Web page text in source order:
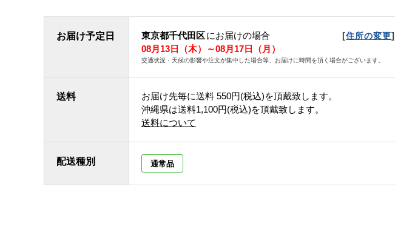
お届け予定日 東京都千代田区にお届けの場合 [住所の変更]
08月13日（木）～08月17日（月）
交通状況・天候の影響や注文が集中した場合等、お届けに時間を頂く場合がございます。
送料 お届け先毎に送料 550円(税込)を頂戴致します。
沖縄県は送料1,100円(税込)を頂戴致します。
送料について
配送種別 通常品